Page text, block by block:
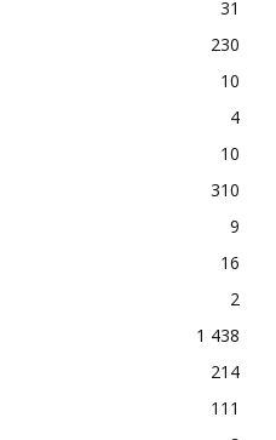
31
230
10
4
10
310
9
16
2
1 438
214
111